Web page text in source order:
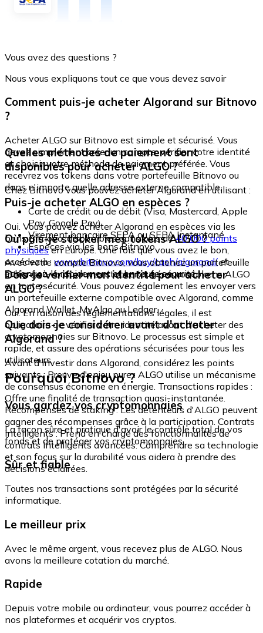
Vous avez des questions ?
Nous vous expliquons tout ce que vous devez savoir
Comment puis-je acheter Algorand sur Bitnovo
?
Acheter ALGO sur Bitnovo est simple et sécurisé. Vous
devez simplement créer un compte, vérifier votre identité
et choisir votre méthode de paiement préférée. Vous
recevrez vos tokens dans votre portefeuille Bitnovo ou
dans n'importe quelle adresse externe compatible.
Quelles méthodes de paiement sont
disponibles pour acheter ALGO ?
Chez Bitnovo vous pouvez acheter Algorand en utilisant :
Carte de crédit ou de débit (Visa, Mastercard, Apple
Pay, Google Pay)
Virement bancaire SEPA ou SEPA Instantané
Espèces via les bons Bitnovo
Puis-je acheter ALGO en espèces ?
Oui. Vous pouvez acheter Algorand en espèces via les
bons Bitnovo, disponibles dans plus de40 000 points
physiquesen Europe. Une fois que vous avez le bon,
accédez à : www.bitnovo.com/buy/cash/algorand/et
échangez-le rapidement et en toute sécurité.
Où puis-je stocker mes tokens ALGO ?
Avec votre compte Bitnovo, vous obtenez un portefeuille
intégré où vous pouvez stocker et gérer vos tokens ALGO
en toute sécurité. Vous pouvez également les envoyer vers
un portefeuille externe compatible avec Algorand, comme
Algorand Wallet, MyAlgo ou Ledger.
Dois-je vérifier mon identité pour acheter
ALGO ?
Oui. En raison des réglementations légales, il est
obligatoire de vérifier votre identité avant d'acheter des
cryptomonnaies sur Bitnovo. Le processus est simple et
rapide, et assure des opérations sécurisées pour tous les
utilisateurs.
Que dois-je considérer avant d'acheter
Algorand ?
Avant d'investir dans Algorand, considérez les points
suivants : Preuve d'enjeu pure : ALGO utilise un mécanisme
de consensus économe en énergie. Transactions rapides :
Offre une finalité de transaction quasi-instantanée.
Récompenses de staking : Les détenteurs d'ALGO peuvent
gagner des récompenses grâce à la participation. Contrats
intelligents : Prend en charge des fonctionnalités de
contrats intelligents avancées. Comprendre sa technologie
et son focus sur la durabilité vous aidera à prendre des
décisions éclairées.
Pourquoi Bitnovo ?
Vous gardez vos cryptomonnaies
La façon sûre et pratique d'avoir le contrôle total de vos
fonds et de protéger vos cryptomonnaies.
Sûr et fiable
Toutes nos transactions sont protégées par la sécurité
informatique.
Le meilleur prix
Avec le même argent, vous recevez plus de ALGO. Nous
avons la meilleure cotation du marché.
Rapide
Depuis votre mobile ou ordinateur, vous pourrez accéder à
nos plateformes et acquérir vos cryptos.